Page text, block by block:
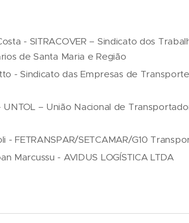
- SITRACOVER – Sindicato dos
de Santa Maria e Região
- Sindicato das Empresas de
UNTOL – União Nacional de
- FETRANSPAR/SETCAMAR/G10
Marcussu - AVIDUS LOGÍSTICA LTDA